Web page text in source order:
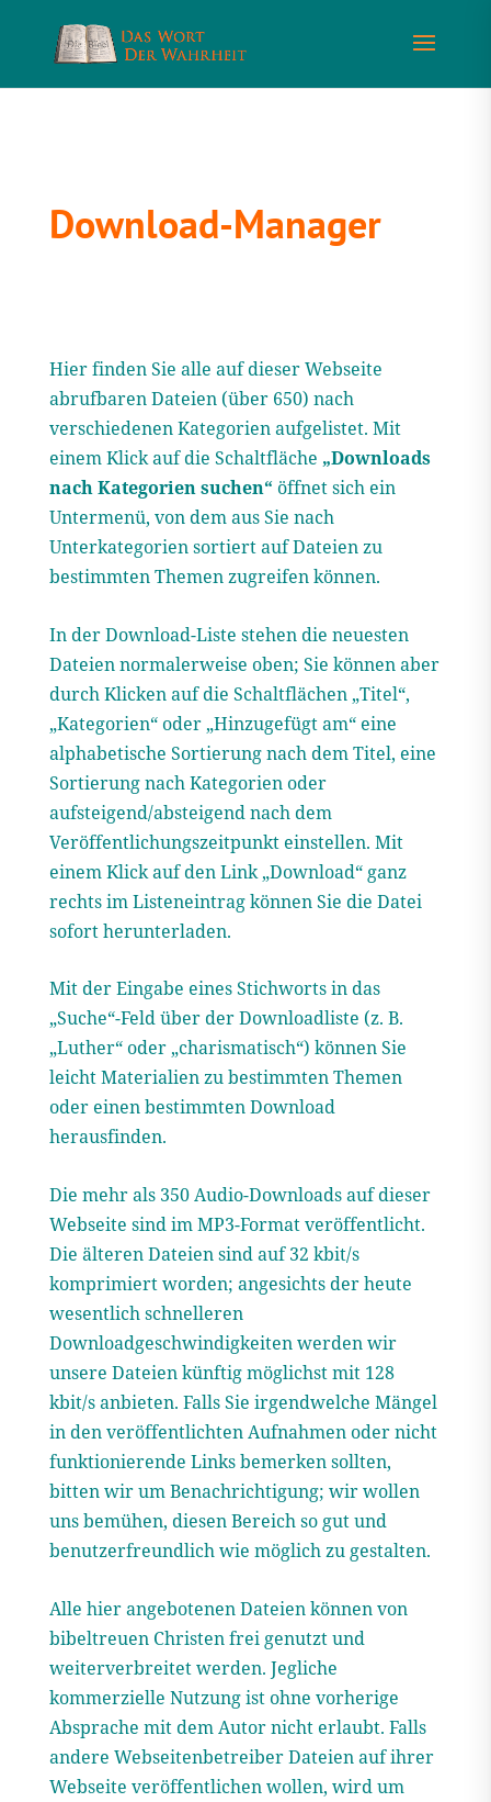
Download-Manager
Hier finden Sie alle auf dieser Webseite
abrufbaren Dateien (über 650) nach
verschiedenen Kategorien aufgelistet. Mit
einem Klick auf die Schaltfläche „Downloads
nach Kategorien suchen“ öffnet sich ein
Untermenü, von dem aus Sie nach
Unterkategorien sortiert auf Dateien zu
bestimmten Themen zugreifen können.
In der Download-Liste stehen die neuesten
Dateien normalerweise oben; Sie können aber
durch Klicken auf die Schaltflächen „Titel“,
„Kategorien“ oder „Hinzugefügt am“ eine
alphabetische Sortierung nach dem Titel, eine
Sortierung nach Kategorien oder
aufsteigend/absteigend nach dem
Veröffentlichungszeitpunkt einstellen. Mit
einem Klick auf den Link „Download“ ganz
rechts im Listeneintrag können Sie die Datei
sofort herunterladen.
Mit der Eingabe eines Stichworts in das
„Suche“-Feld über der Downloadliste (z. B.
„Luther“ oder „charismatisch“) können Sie
leicht Materialien zu bestimmten Themen
oder einen bestimmten Download
herausfinden.
Die mehr als 350 Audio-Downloads auf dieser
Webseite sind im MP3-Format veröffentlicht.
Die älteren Dateien sind auf 32 kbit/s
komprimiert worden; angesichts der heute
wesentlich schnelleren
Downloadgeschwindigkeiten werden wir
unsere Dateien künftig möglichst mit 128
kbit/s anbieten. Falls Sie irgendwelche Mängel
in den veröffentlichten Aufnahmen oder nicht
funktionierende Links bemerken sollten,
bitten wir um Benachrichtigung; wir wollen
uns bemühen, diesen Bereich so gut und
benutzerfreundlich wie möglich zu gestalten.
Alle hier angebotenen Dateien können von
bibeltreuen Christen frei genutzt und
weiterverbreitet werden. Jegliche
kommerzielle Nutzung ist ohne vorherige
Absprache mit dem Autor nicht erlaubt. Falls
andere Webseitenbetreiber Dateien auf ihrer
Webseite veröffentlichen wollen, wird um